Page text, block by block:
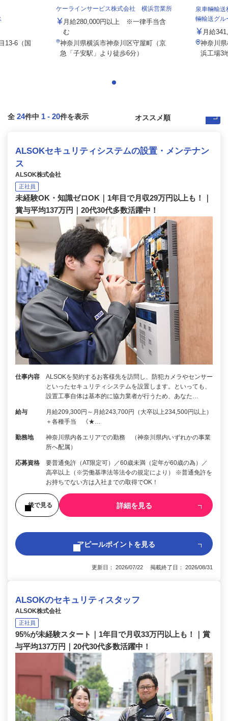
13-6（国
ケーラインサービス株式会社 横浜営業所
月給280,000円以上 ※一律手当含
む
神奈川県横浜市神奈川区守屋町（京
急「子安駅」より徒歩6分）
泉車輛輸
輛輸送グル
月給
神奈川
浜工場3
全 24件中 1 - 20件を表示
ALSOKセキュリティシステムの設置・メンテナン
ス
ALSOK株式会社
正社員
未経験OK・知識ゼロOK｜1年目で月収29万円以上も！｜
賞与平均137万円｜20代30代多数活躍中！
仕事内容
ALSOKを契約するお客様先を訪問し、防犯カメラやセンサー
といったセキュリティシステムを設置します。といっても、
設置工事自体は基本的に協力業者が行うため、あなた…
給与
月給209,300円～月給243,700円（大卒以上234,500円以上）
＋各種手当 《★…
勤務地
神奈川県内各エリアでの勤務 （神奈川県内いずれかの事業
所へ配属）
応募資格
要普通免許（AT限定可）／60歳未満（定年が60歳の為）／
高卒以上（※労働基準法等法令の規定により） ※普通免許を
お持ちでない方は入社までの取得でOK！
後で見る 詳細を見る
アピールポイントを見る
更新日： 2026/07/22 掲載終了日： 2026/08/31
ALSOKのセキュリティスタッフ
ALSOK株式会社
正社員
95%が未経験スタート｜1年目で月収33万円以上も！｜賞
与平均137万円｜20代30代多数活躍中！